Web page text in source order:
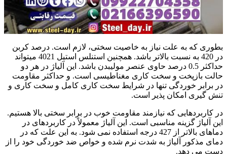
بطوری که به علت نیاز به خاصیت سختی، لازم است. درصد کربن
در 420 به نسبت بالاتر باشد. همچنین استنلس استیل 4021 میتواند
حداکثر 0.5 درصد حاوی عنصر مولیبدن باشد. این آلیاژ در هر دو
حالت بازپخت و سخت کاری مغناطیسی است. و حداکثر مقاومت
در برابر خوردگی تنها در شرایط سخت کاری کامل و سخت کاری و
تنش گیری امکان پذیر است.
در کاربردهایی که نیازمند مقاومت خوب در برابر سختی بالا هستیم.
این آلیاژ گزینه مناسبی است. این آلیاژ معمولاً در کاربردهای در
دماهای بالاتر از 427 درجه استفاده نمی شود. به این علت که در
دمای مذکور آلیاژ به شدت نرم شده و خواص ضد خوردگی خود را از
دست می دهد.